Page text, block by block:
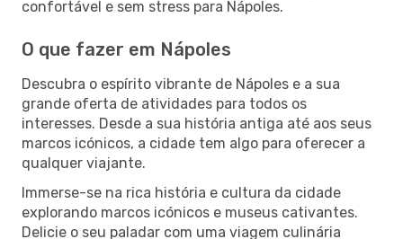
confortável e sem stress para Nápoles.
O que fazer em Nápoles
Descubra o espírito vibrante de Nápoles e a sua
grande oferta de atividades para todos os
interesses. Desde a sua história antiga até aos seus
marcos icónicos, a cidade tem algo para oferecer a
qualquer viajante.
Immerse-se na rica história e cultura da cidade
explorando marcos icónicos e museus cativantes.
Delicie o seu paladar com uma viagem culinária